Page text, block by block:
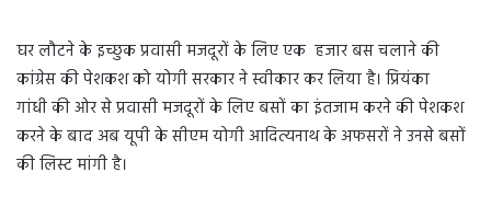
घर लौटने के इच्छुक प्रवासी मजदूरों के लिए एक हजार बस चलाने की
कांग्रेस की पेशकश को योगी सरकार ने स्वीकार कर लिया है। प्रियंका
गांधी की ओर से प्रवासी मजदूरों के लिए बसों का इंतजाम करने की पेशकश
करने के बाद अब यूपी के सीएम योगी आदित्यनाथ के अफसरों ने उनसे बसों
की लिस्ट मांगी है।